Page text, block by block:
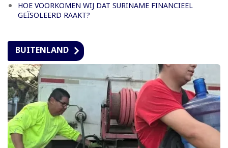
HOE VOORKOMEN WIJ DAT SURINAME FINANCIEEL
GEÏSOLEERD RAAKT?
BUITENLAND